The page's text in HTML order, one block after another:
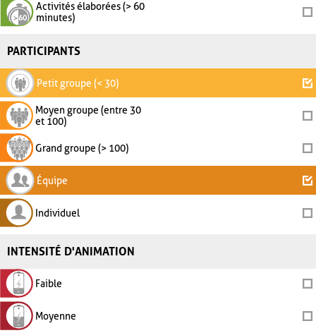
Activités élaborées (> 60
minutes)
PARTICIPANTS
Petit groupe (< 30)
Moyen groupe (entre 30
et 100)
Grand groupe (> 100)
Équipe
Individuel
INTENSITÉ D'ANIMATION
Faible
Moyenne